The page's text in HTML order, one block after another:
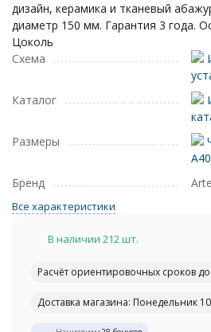
дизайн, керамика и тканевый
диаметр 150 мм. Гарантия 3 года.
Цоколь
Схема
Каталог
Размеры
Бренд
Все характеристики
В наличии 212 шт.
Расчёт ориентировочных сроков
Доставка магазина: Понедельник 10